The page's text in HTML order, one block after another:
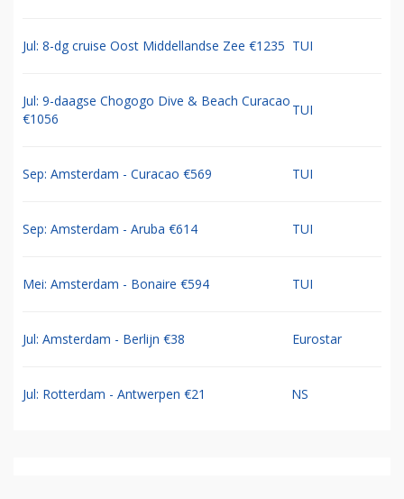
Jul: 8-dg cruise Oost Middellandse Zee €1235 TUI
Jul: 9-daagse Chogogo Dive & Beach Curacao
€1056
TUI
Sep: Amsterdam - Curacao €569 TUI
Sep: Amsterdam - Aruba €614 TUI
Mei: Amsterdam - Bonaire €594 TUI
Jul: Amsterdam - Berlijn €38 Eurostar
Jul: Rotterdam - Antwerpen €21 NS